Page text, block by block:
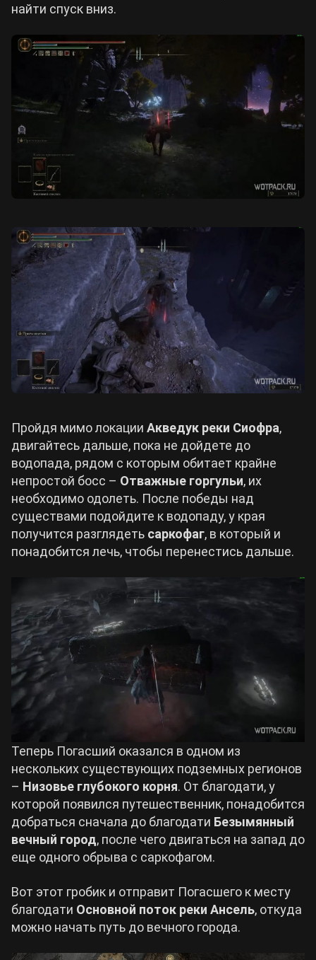
найти спуск вниз.
Пройдя мимо локации Акведук реки Сиофра,
двигайтесь дальше, пока не дойдете до
водопада, рядом с которым обитает крайне
непростой босс – Отважные горгульи, их
необходимо одолеть. После победы над
существами подойдите к водопаду, у края
получится разглядеть саркофаг, в который и
понадобится лечь, чтобы перенестись дальше.
Теперь Погасший оказался в одном из
нескольких существующих подземных регионов
– Низовье глубокого корня. От благодати, у
которой появился путешественник, понадобится
добраться сначала до благодати Безымянный
вечный город, после чего двигаться на запад до
еще одного обрыва с саркофагом.
Вот этот гробик и отправит Погасшего к месту
благодати Основной поток реки Ансель, откуда
можно начать путь до вечного города.